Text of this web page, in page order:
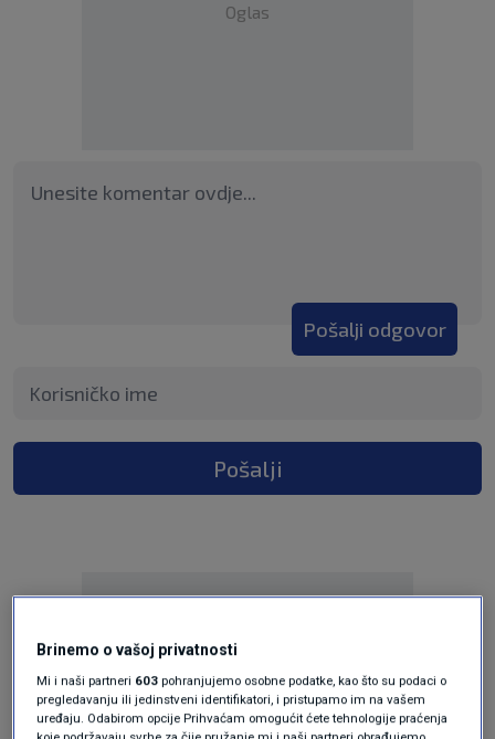
Oglas
Pošalji odgovor
Pošalji
Oglas
Brinemo o vašoj privatnosti
Mi i naši partneri 603 pohranjujemo osobne podatke, kao što su podaci o
pregledavanju ili jedinstveni identifikatori, i pristupamo im na vašem
uređaju. Odabirom opcije Prihvaćam omogućit ćete tehnologije praćenja